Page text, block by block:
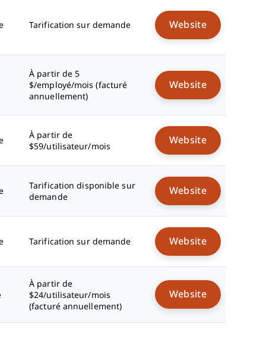
Tarification sur demande Website
À partir de 5
$/employé/mois (facturé
annuellement)
Website
À partir de
$59/utilisateur/mois
Website
Tarification disponible sur
demande
Website
Tarification sur demande Website
À partir de
$24/utilisateur/mois
(facturé annuellement)
Website